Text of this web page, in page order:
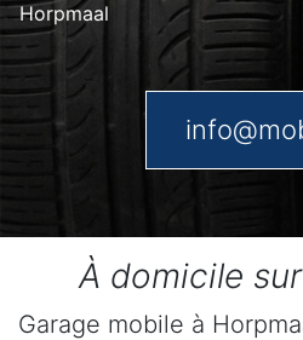
Horpmaal
À domicile
Garage mobile à